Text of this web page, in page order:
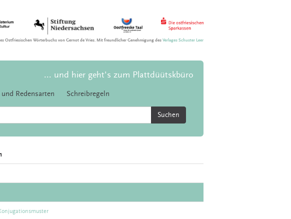
Ostfriesischen Wörterbuchs von Gernot de Vries. Mit freundlicher Genehmigung desVerlages Schuster Leer
... und hier geht's zum Plattdüütskbüro
Redensarten Schreibregeln
Suchen